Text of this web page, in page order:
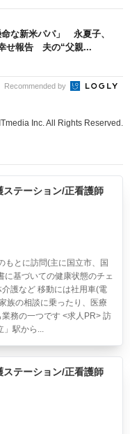
な新米パパ」 永夏子、
せ報告 夫の“父親...
Recommended by
Inc. All Rights Reserved.
ステーション/正看護師
もとに訪問(主に国立市、国
に基づいての健康状態のチェ
護など 移動には社用車(電
族の相談に乗ったり、医療
務の一つです <求人PR> 訪
」駅から...
ステーション/正看護師